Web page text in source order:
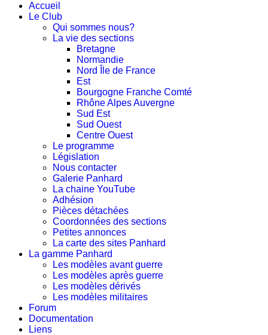
Accueil
Le Club
Qui sommes nous?
La vie des sections
Bretagne
Normandie
Nord Île de France
Est
Bourgogne Franche Comté
Rhône Alpes Auvergne
Sud Est
Sud Ouest
Centre Ouest
Le programme
Législation
Nous contacter
Galerie Panhard
La chaine YouTube
Adhésion
Pièces détachées
Coordonnées des sections
Petites annonces
La carte des sites Panhard
La gamme Panhard
Les modèles avant guerre
Les modèles après guerre
Les modèles dérivés
Les modèles militaires
Forum
Documentation
Liens